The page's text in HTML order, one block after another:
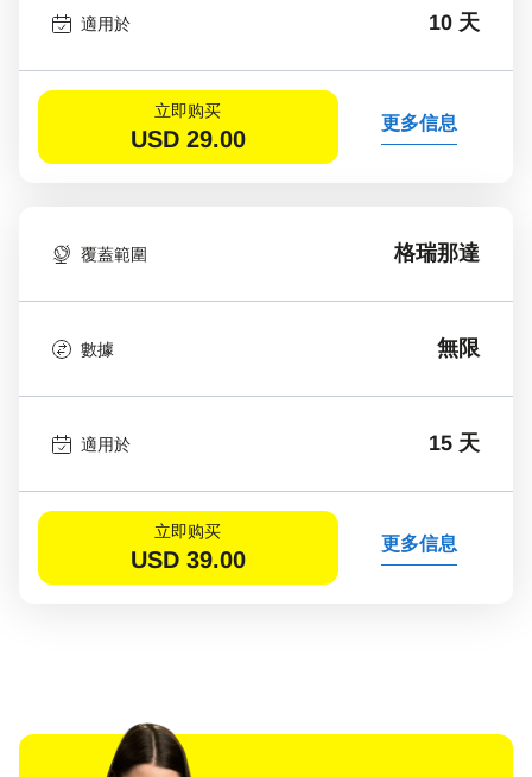
適用於 10 天
立即购买
USD 29.00
更多信息
覆蓋範圍 格瑞那達
數據 無限
適用於 15 天
立即购买
USD 39.00
更多信息